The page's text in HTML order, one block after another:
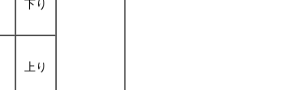
下り
上り